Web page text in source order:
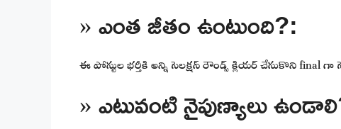
» ఎంత జీతం ఉంటుంది?:
ఈ పోస్టుల భర్తీకి అన్ని సెలక్షన్ రౌండ్స్ క్లియర్ చేసుకొని final గా
» ఎటువంటి నైపుణ్యాలు